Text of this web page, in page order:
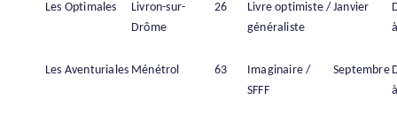
Les Optimales
Livron-sur-
Drôme
26
Livre optimiste /
généraliste
Janvier
Les Aventuriales Ménétrol 63
Imaginaire /
SFFF
Septembre